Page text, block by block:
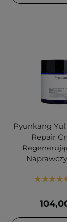
Pyunkang
Repair